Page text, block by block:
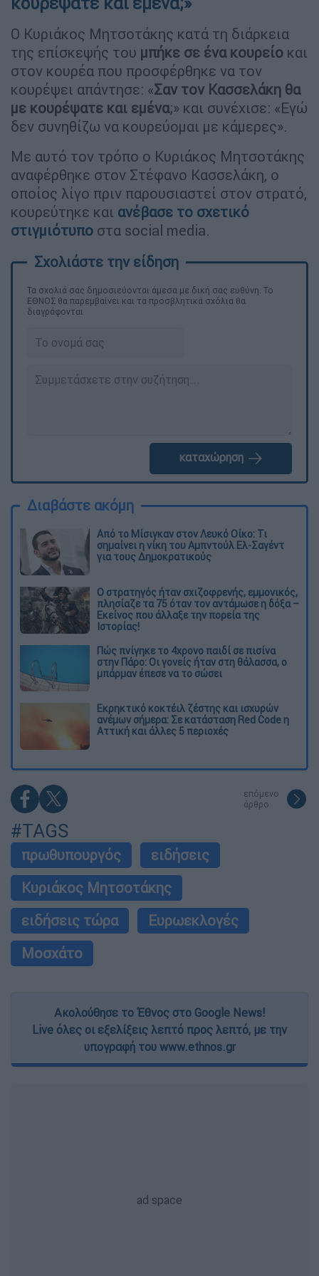
Ο Κυριάκος Μητσοτάκης κατά τη διάρκεια
της επίσκεψής του μπήκε σε ένα κουρείο και
στον κουρέα που προσφέρθηκε να τον
κουρέψει απάντησε: «Σαν τον Κασσελάκη θα
με κουρέψατε και εμένα;» και συνέχισε: «Εγώ
δεν συνηθίζω να κουρεύομαι με κάμερες».
Με αυτό τον τρόπο ο Κυριάκος Μητσοτάκης
αναφέρθηκε στον Στέφανο Κασσελάκη, ο
οποίος λίγο πριν παρουσιαστεί στον στρατό,
κουρεύτηκε και ανέβασε το σχετικό
στιγμιότυπο στα social media.
Τα σχολιά σας δημοσιεύονται άμεσα με δική σας ευθύνη. Το
ΕΘΝΟΣ θα παρεμβαίνει και τα προσβλητικά σχόλια θα
διαγράφονται
καταχώρηση
Διαβάστε ακόμη
Από το Μίσιγκαν στον Λευκό Οίκο: Τι
σημαίνει η νίκη του Αμπντούλ Ελ-Σαγέντ
για τους Δημοκρατικούς
O στρατηγός ήταν σχιζοφρενής, εμμονικός,
πλησίαζε τα 75 όταν τον αντάμωσε η δόξα –
Εκείνος που άλλαξε την πορεία της
Ιστορίας!
Πώς πνίγηκε το 4χρονο παιδί σε πισίνα
στην Πάρο: Οι γονείς ήταν στη θάλασσα, ο
μπάρμαν έπεσε να το σώσει
Εκρηκτικό κοκτέιλ ζέστης και ισχυρών
ανέμων σήμερα: Σε κατάσταση Red Code η
Αττική και άλλες 5 περιοχές
επόμενο
άρθρο
#TAGS
πρωθυπουργός
ειδήσεις
Κυριάκος Μητσοτάκης
ειδήσεις τώρα
Ευρωεκλογές
Μοσχάτο
Ακολούθησε το Έθνος στο Google News!
Live όλες οι εξελίξεις λεπτό προς λεπτό, με την
υπογραφή του www.ethnos.gr